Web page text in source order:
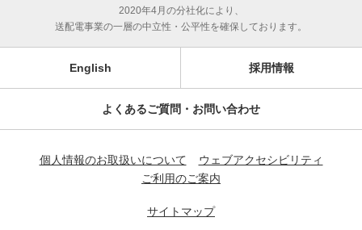
2020年4月の分社化により、
送配電事業の一層の中立性・公平性を確保しております。
English 採用情報
よくあるご質問・お問い合わせ
個人情報のお取扱いについて
ウェブアクセシビリティ
ご利用のご案内
サイトマップ